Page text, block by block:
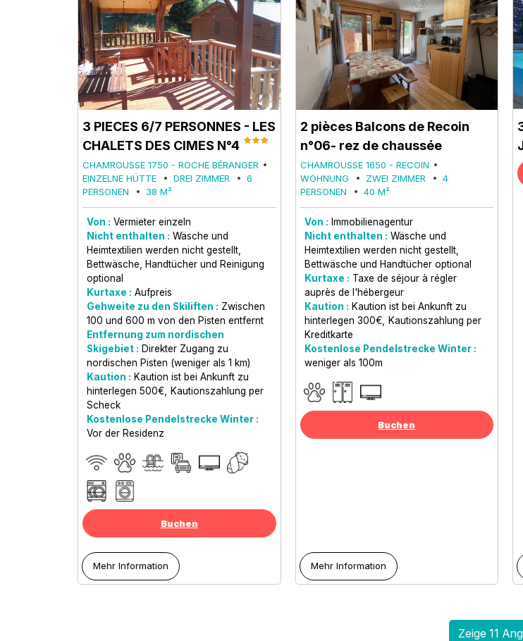
3 PIECES 6/7 PERSONNES - LES
CHALETS DES CIMES N°4
CHAMROUSSE 1750 - ROCHE BÉRANGER
EINZELNE HÜTTE
DREI ZIMMER
6
PERSONEN
38 M²
Von : Vermieter einzeln
Nicht enthalten : Wäsche und
Heimtextilien werden nicht gestellt
Bettwäsche, Handtücher und Reinigung
optional
Kurtaxe : Aufpreis
Gehweite zu den Skiliften : Zwischen
100 und 600 m von den Pisten entfernt
Entfernung zum nordischen
Skigebiet : Direkter Zugang zu
nordischen Pisten (weniger als 1 km)
Kaution : Kaution ist bei Ankunft zu
hinterlegen 500€
Kautionszahlung per
Scheck
Kostenlose Pendelstrecke Winter :
Vor der Residenz
Buchen
Mehr Information
2 pièces Balcons de Recoin
n°06- rez de chaussée
CHAMROUSSE 1650 - RECOIN
WOHNUNG
ZWEI ZIMMER
4
PERSONEN
40 M²
Von : Immobilienagentur
Nicht enthalten : Wäsche und
Heimtextilien werden nicht gestellt
Bettwäsche und Handtücher optional
Kurtaxe : Taxe de séjour à régler
auprès de l'hébergeur
Kaution : Kaution ist bei Ankunft zu
hinterlegen 300€
Kautionszahlung per
Kreditkarte
Kostenlose Pendelstrecke Winter :
weniger als 100m
Buchen
Mehr Information
Zeige 11